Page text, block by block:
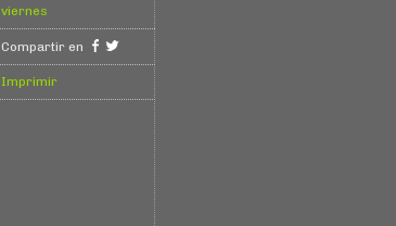
viernes
Compartir en
Imprimir